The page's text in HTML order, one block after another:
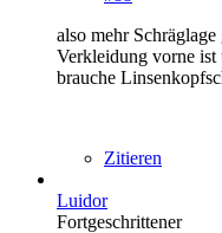
also mehr
Verkleidung vorne ist
brauche
Zitieren
Luidor
Fortgeschrittener